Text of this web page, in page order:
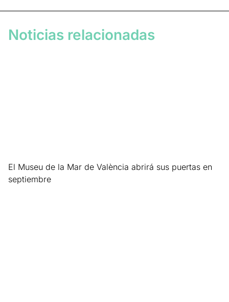
Noticias relacionadas
El Museu de la Mar de València abrirá sus puertas en
septiembre